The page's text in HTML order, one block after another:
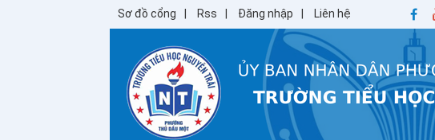
Sơ đồ cổng Rss Đăng nhập Liên hệ